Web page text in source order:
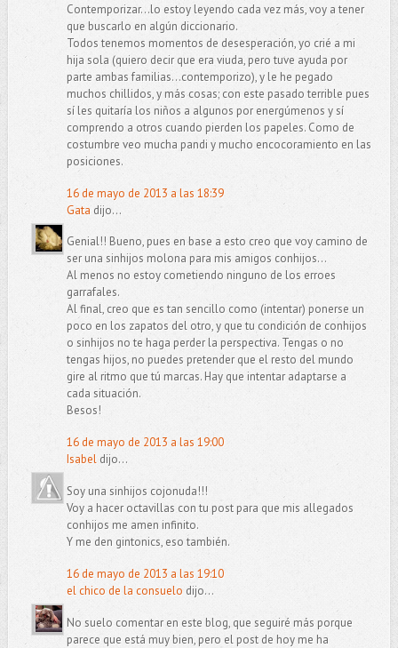
Contemporizar...lo estoy leyendo cada vez más, voy a tener
que buscarlo en algún diccionario.
Todos tenemos momentos de desesperación, yo crié a mi
hija sola (quiero decir que era viuda, pero tuve ayuda por
parte ambas familias...contemporizo), y le he pegado
muchos chillidos, y más cosas; con este pasado terrible pues
sí les quitaría los niños a algunos por energúmenos y sí
comprendo a otros cuando pierden los papeles. Como de
costumbre veo mucha pandi y mucho encocoramiento en las
posiciones.
16 de mayo de 2013 a las 18:39
Gata dijo...
Genial!! Bueno, pues en base a esto creo que voy camino de
ser una sinhijos molona para mis amigos conhijos...
Al menos no estoy cometiendo ninguno de los erroes
garrafales.
Al final, creo que es tan sencillo como (intentar) ponerse un
poco en los zapatos del otro, y que tu condición de conhijos
o sinhijos no te haga perder la perspectiva. Tengas o no
tengas hijos, no puedes pretender que el resto del mundo
gire al ritmo que tú marcas. Hay que intentar adaptarse a
cada situación.
Besos!
16 de mayo de 2013 a las 19:00
Isabeldijo...
Soy una sinhijos cojonuda!!!
Voy a hacer octavillas con tu post para que mis allegados
conhijos me amen infinito.
Y me den gintonics, eso también.
16 de mayo de 2013 a las 19:10
el chico de la consuelo dijo...
No suelo comentar en este blog, que seguiré más porque
parece que está muy bien, pero el post de hoy me ha